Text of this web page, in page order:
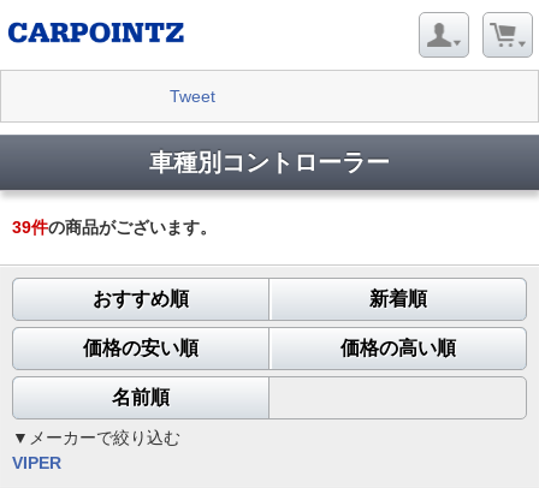
Tweet
車種別コントローラー
39件の商品がございます。
おすすめ順 新着順
価格の安い順 価格の高い順
名前順
▼メーカーで絞り込む
VIPER